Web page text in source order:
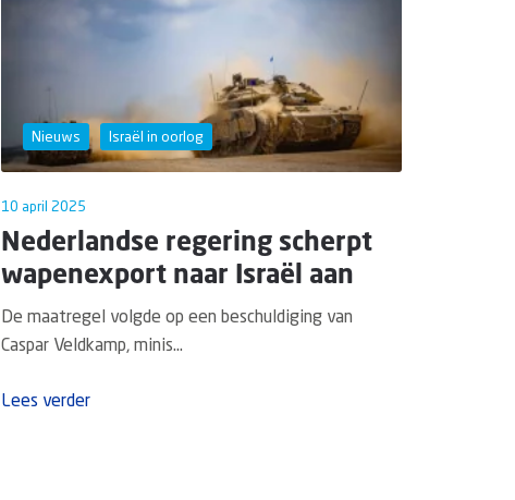
Nieuws Israël in oorlog
10 april 2025
Nederlandse regering scherpt
wapenexport naar Israël aan
De maatregel volgde op een beschuldiging van
Caspar Veldkamp, minis...
Lees verder